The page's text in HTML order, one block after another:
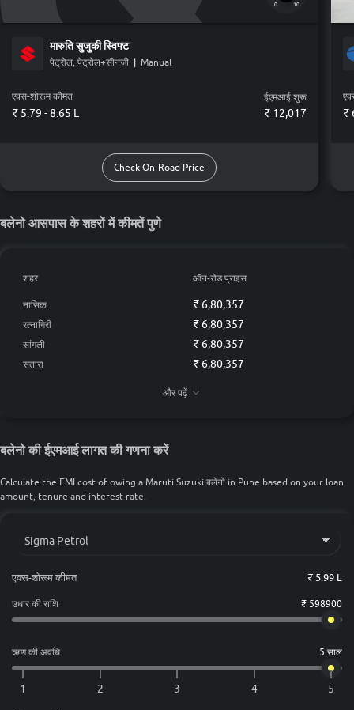
0 10
मारुति सुजुकीस्विफ्ट
पेट्रोल, पेट्रोल+सीनजी | Manual
एक्स-शोरूम कीमत
₹ 5.79 - 8.65 L
ईएमआई शुरू
₹ 12,017
Check On-Road Price
₹
बलेनो आसपास के शहरों में कीमतें पुणे
शहर ऑन-रोड प्राइस
नासिक ₹ 6,80,357
रत्नागिरी ₹ 6,80,357
सांगली ₹ 6,80,357
सतारा ₹ 6,80,357
और पढ़ें
बलेनो की ईएमआई लागत की गणना करें
Calculate the EMI cost of owing a Maruti Suzuki बलेनो in Pune based on your loan
amount, tenure and interest rate.
एक्स-शोरूम कीमत ₹ 5.99 L
उधार की राशि ₹ 598900
ऋण की अवधि 5 साल